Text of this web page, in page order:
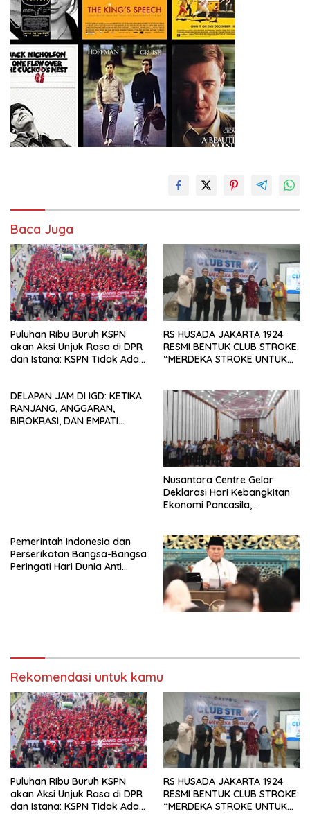
Baca Juga
Puluhan Ribu Buruh KSPN
akan Aksi Unjuk Rasa di DPR
dan Istana: KSPN Tidak Ada
Siapapun
RS HUSADA JAKARTA 1924
RESMI BENTUK CLUB STROKE:
“MERDEKA STROKE UNTUK
DELAPAN JAM DI IGD: KETIKA
RANJANG, ANGGARAN,
BIROKRASI, DAN EMPATI
Nusantara Centre Gelar
Deklarasi Hari Kebangkitan
Ekonomi Pancasila,
Penjajahan (Pergolakan
Ekonomi Politik Indonesia) &
Simposium Nasional “Urgensi
Undang-Undang
Perekonomian Nasional dan
Kesejahteraan Sosial dalam
Pemerintah Indonesia dan
Perserikatan Bangsa-Bangsa
Peringati Hari Dunia Anti
Rekomendasi untuk kamu
Puluhan Ribu Buruh KSPN
akan Aksi Unjuk Rasa di DPR
dan Istana: KSPN Tidak Ada
RS HUSADA JAKARTA 1924
RESMI BENTUK CLUB STROKE:
“MERDEKA STROKE UNTUK